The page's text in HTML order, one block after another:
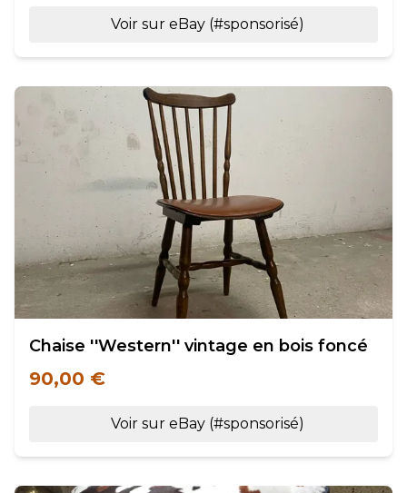
Voir sur eBay (#sponsorisé)
Chaise ''Western'' vintage en bois foncé
90,00 €
Voir sur eBay (#sponsorisé)